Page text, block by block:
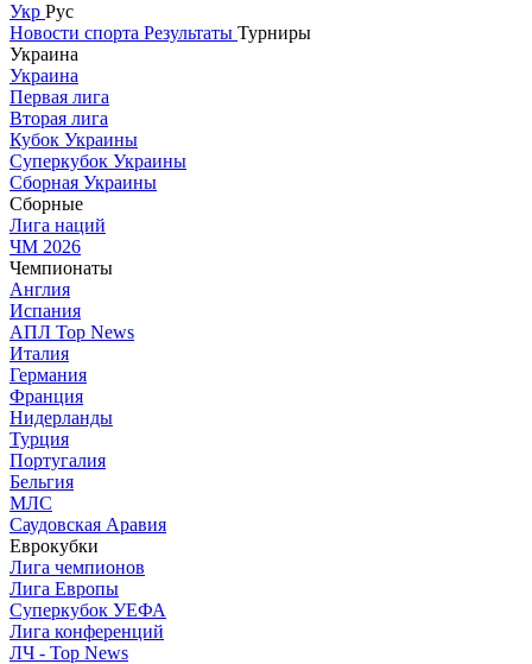
Укр Рус
Новости спорта Результаты Турниры
Украина
Украина
Первая лига
Вторая лига
Кубок Украины
Суперкубок Украины
Сборная Украины
Сборные
Лига наций
ЧМ 2026
Чемпионаты
Англия
Испания
АПЛ Top News
Италия
Германия
Франция
Нидерланды
Турция
Португалия
Бельгия
МЛС
Саудовская Аравия
Еврокубки
Лига чемпионов
Лига Европы
Суперкубок УЕФА
Лига конференций
ЛЧ - Top News